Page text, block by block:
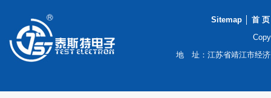
Sitemap 首 页
地 址：江苏省靖江市